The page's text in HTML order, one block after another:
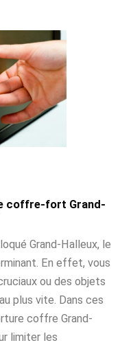
coffre-fort Grand-
Grand-Halleux, le
En effet, vous
ou des objets
plus vite. Dans ces
coffre Grand-
limiter les